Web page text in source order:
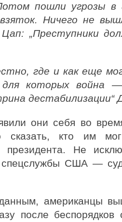
пошли угрозы в
Ничего не
„Преступники
где и как еще
которых война
дестабилизации“
они себя во
сказать, кто им
президента. Не
спецслужбы США —
американцы
после беспорядков